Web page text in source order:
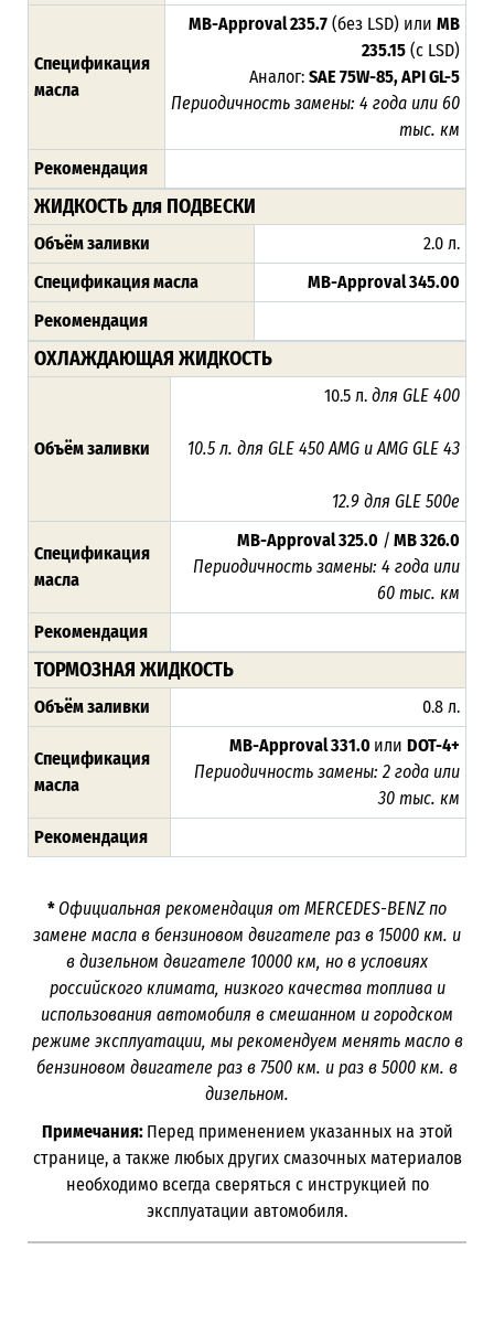
Спецификация
масла
MB-Approval 235.7 (без LSD) или MB
235.15 (с LSD)
Аналог: SAE 75W-85, API GL-5
Периодичность замены: 4 года или 60
тыс. км
Рекомендация
ЖИДКОСТЬ для ПОДВЕСКИ
Объём заливки
2.0 л.
Спецификация масла
MB-Approval345.00
Рекомендация
ОХЛАЖДАЮЩАЯ ЖИДКОСТЬ
Объём заливки
10.5 л. для GLE 400
10.5 л. для GLE 450 AMG и AMG GLE 43
12.9 для GLE 500e
Спецификация
масла
MB-Approval 325.0 / MB 326.0
Периодичность замены: 4 года или
60 тыс. км
Рекомендация
ТОРМОЗНАЯ ЖИДКОСТЬ
Объём заливки 0.8 л.
Спецификация
масла
MB-Approval 331.0 или DOT-4+
Периодичность замены: 2 года или
30 тыс. км
Рекомендация
*Официальная рекомендация от MERCEDES-BENZпо
замене масла в бензиновом двигателе раз в 15000 км. и
в дизельном двигателе 10000 км, но в условиях
российского климата, низкого качества топлива и
использования автомобиля в смешанном и городском
режиме эксплуатации, мы рекомендуем менять масло в
бензиновом двигателе раз в 7500 км. и раз в 5000 км. в
дизельном.
Примечания: Перед применением указанных на этой
странице, а также любых других смазочных материалов
необходимо всегда сверяться с инструкцией по
эксплуатации автомобиля.